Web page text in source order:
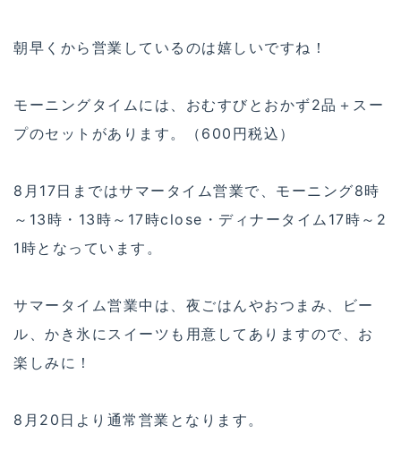
朝早くから営業しているのは嬉しいですね！
モーニングタイムには、おむすびとおかず2品＋スー
プのセットがあります。（600円税込）
8月17日まではサマータイム営業で、モーニング8時
～13時・13時～17時close・ディナータイム17時～2
1時となっています。
サマータイム営業中は、夜ごはんやおつまみ、ビー
ル、かき氷にスイーツも用意してありますので、お
楽しみに！
8月20日より通常営業となります。